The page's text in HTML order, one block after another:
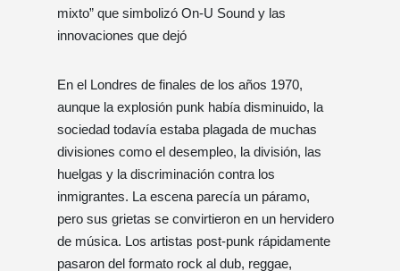
mixto” que simbolizó On-U Sound y las
innovaciones que dejó
En el Londres de finales de los años 1970,
aunque la explosión punk había disminuido, la
sociedad todavía estaba plagada de muchas
divisiones como el desempleo, la división, las
huelgas y la discriminación contra los
inmigrantes. La escena parecía un páramo,
pero sus grietas se convirtieron en un hervidero
de música. Los artistas post-punk rápidamente
pasaron del formato rock al dub, reggae,